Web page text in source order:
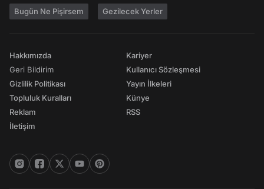
Bugün Ne Pişirsem Gezilecek Yerler
Hakkımızda
Geri Bildirim
Gizlilik Politikası
Topluluk Kuralları
Reklam
İletişim
Kariyer
Kullanıcı Sözleşmesi
Yayın İlkeleri
Künye
RSS